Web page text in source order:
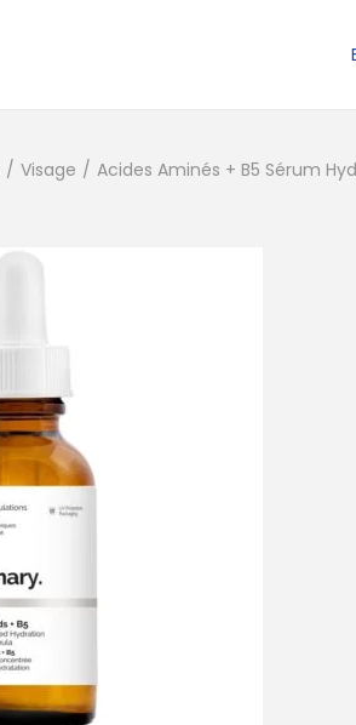
/ Visage / Acides Aminés + B5 Sérum